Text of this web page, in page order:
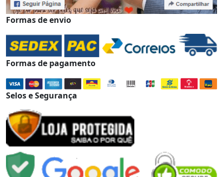
Formas de envio
Formas de pagamento
Selos e Segurança